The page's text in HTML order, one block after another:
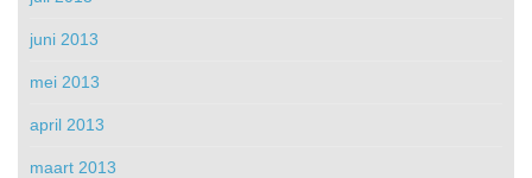
juni 2013
mei 2013
april 2013
maart 2013